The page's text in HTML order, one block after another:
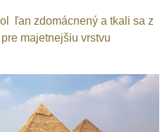
ľan zdomácnený a tkali sa z
majetnejšiu vrstvu